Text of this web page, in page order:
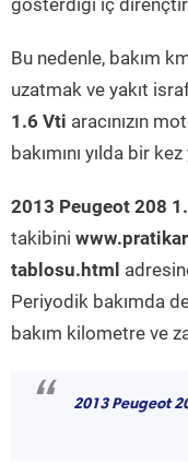
gösterdiği iç
Bu nedenle, bakım
uzatmak ve yakıt
1.6 Vti aracınızın
bakımını yılda bir
2013 Peugeot 208
takibini
tablosu.html
Periyodik bakımda
bakım kilometre ve
“ 2013 Peugeot